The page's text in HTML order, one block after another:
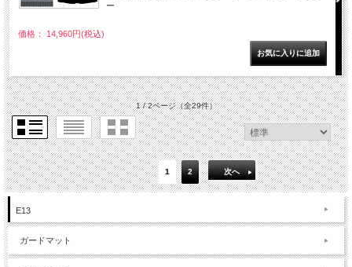
ー
価格： 14,960円(税込)
1 / 2ページ（全29件）
1 2 次へ
E13
ガードマット